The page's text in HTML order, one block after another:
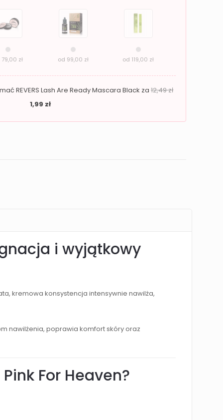
79,00 zł od 99,00 zł od 119,00 zł
REVERS Lash Are Ready Mascara Black za 12,49zł
1,99 zł
i wyjątkowy
kremowa konsystencja intensywnie nawilża,
nawilżenia, poprawia komfort skóry oraz
For Heaven?